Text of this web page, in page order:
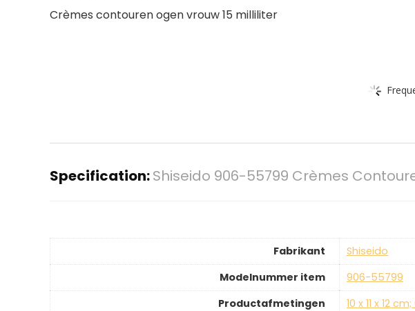
Crèmes contouren ogen vrouw 15 milliliter
Specification:Shiseido 906-55799 Crèmes
Fabrikant
‎Shiseido
Modelnummer item
‎906-55799
Productafmetingen
‎10 x 11 x 12